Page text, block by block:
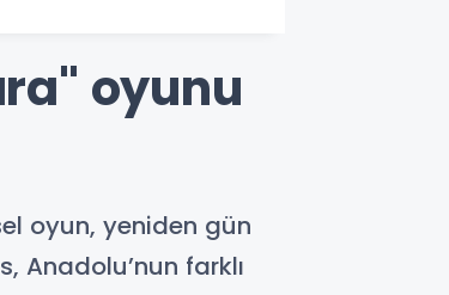
oyunu
oyun, yeniden gün
Anadolu’nun farklı